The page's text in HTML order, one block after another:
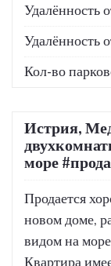
Удалённость
Удалённость
Кол-во
Истрия,
море
Продается
новом доме,
видом на
Квартира